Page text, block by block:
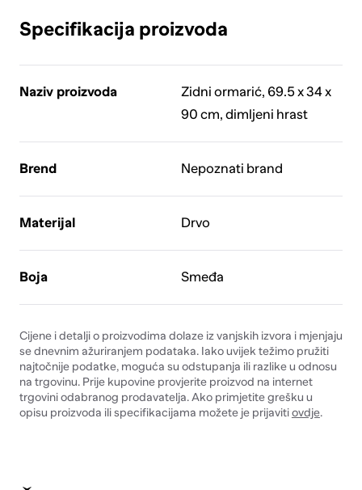
Specifikacija proizvoda
Naziv proizvoda
Zidni ormarić, 69.5 x 34 x
90 cm, dimljeni hrast
Brend Nepoznati brand
Materijal Drvo
Boja Smeđa
Cijene i detalji o proizvodima dolaze iz vanjskih izvora i mjenjaju
se dnevnim ažuriranjem podataka. Iako uvijek težimo pružiti
najtočnije podatke, moguća su odstupanja ili razlike u odnosu
na trgovinu. Prije kupovine provjerite proizvod na internet
trgovini odabranog prodavatelja. Ako primjetite grešku u
opisu proizvoda ili specifikacijama možete je prijavitiovdje.